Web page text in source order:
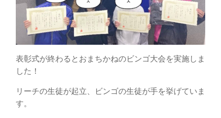
表彰式が終わるとおまちかねのビンゴ大会を実施しま
した！
リーチの生徒が起立、ビンゴの生徒が手を挙げていま
す。